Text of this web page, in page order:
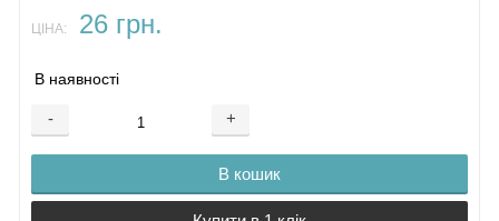
ЦІНА: 26 грн.
В наявності
- +
В кошик